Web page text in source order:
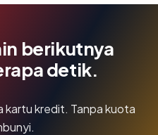
berikutnya
detik.
kartu kredit. Tanpa kuota